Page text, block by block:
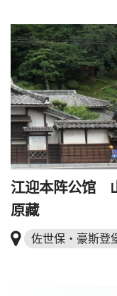
江迎本阵公馆
原藏
佐世保・豪斯登